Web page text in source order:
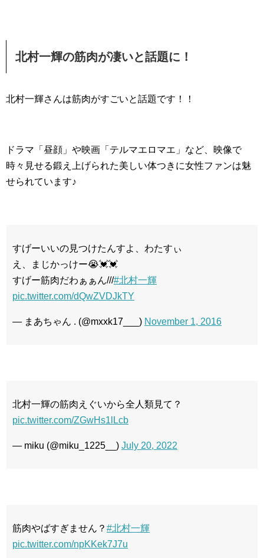
北村一輝の筋肉が凄いと話題に！
北村一輝さんは筋肉がすごいと話題です！！
ドラマ「昼顔」や映画「テルマエロマエ」など、映像で
時々見せる鍛え上げられた美しい体つきに女性ファンは魅
せられています♪
すげーいいの見つけたんすよ、わたすぃ
え、まじかっけー😭💓💓
すげー筋肉だわぁぁん///#北村一輝
pic.twitter.com/dQwZVDJkTY
— まあちゃん . (@mxxk17___) November 1, 2016
北村一輝の筋肉えぐいから全人類見て？
pic.twitter.com/ZGwHs1lLcb
— miku (@miku_1225__) July 20, 2022
筋肉やばすぎません？ #北村一輝
pic.twitter.com/npKKek7J7u